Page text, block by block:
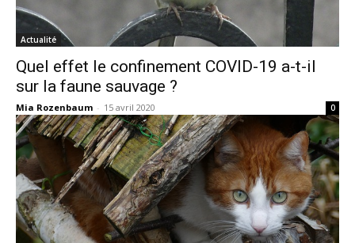
Actualité
Quel effet le confinement COVID-19 a-t-il
sur la faune sauvage ?
Mia Rozenbaum - 15 avril 2020 0